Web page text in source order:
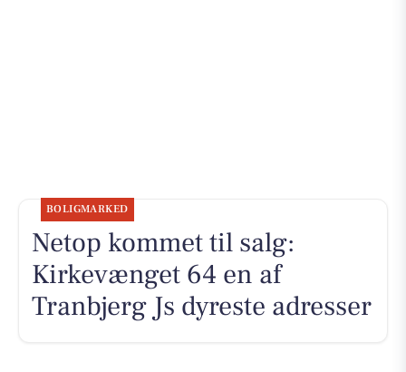
BOLIGMARKED
Netop kommet til salg:
Kirkevænget 64 en af
Tranbjerg Js dyreste adresser